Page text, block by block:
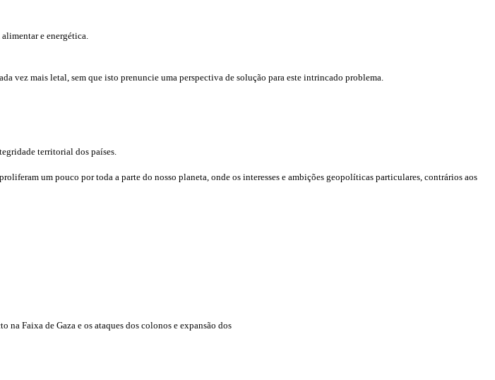
e energética.
vez mais letal, sem que isto prenuncie uma perspectiva de solução para este intrincado problema.
territorial dos países.
um pouco por toda a parte do nosso planeta, onde os interesses e ambições geopolíticas particulares, contrários aos
Faixa de Gaza e os ataques dos colonos e expansão dos